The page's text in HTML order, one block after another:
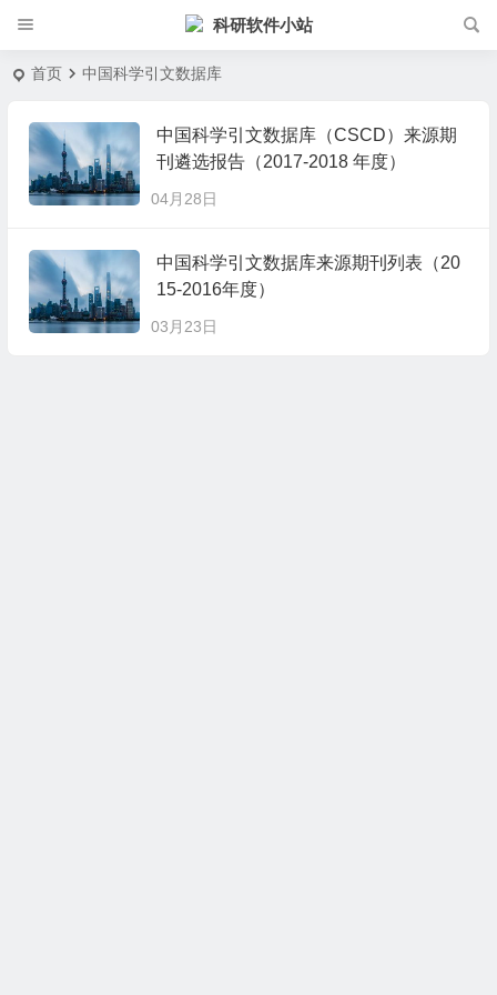
科研软件小站
首页 中国科学引文数据库
中国科学引文数据库（CSCD）来源期
刊遴选报告（2017-2018 年度）
04月28日
中国科学引文数据库来源期刊列表（20
15-2016年度）
03月23日